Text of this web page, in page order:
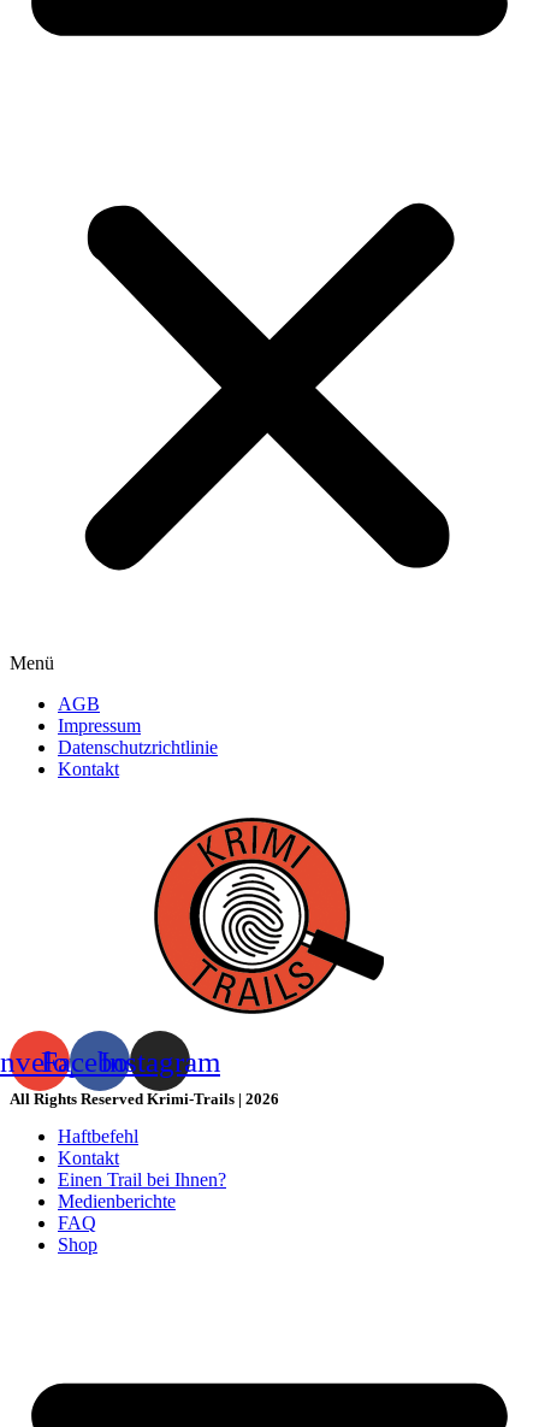
Menü
AGB
Impressum
Datenschutzrichtlinie
Kontakt
FacebookInstagram
All Rights Reserved Krimi-Trails | 2026
Haftbefehl
Kontakt
Einen Trail bei Ihnen?
Medienberichte
FAQ
Shop